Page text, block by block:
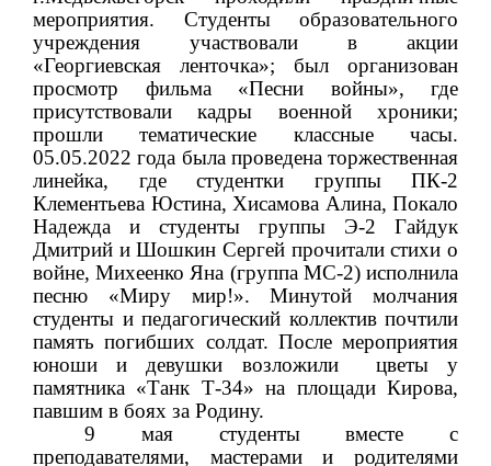
мероприятия. Студенты образовательного
учреждения участвовали в акции
«Георгиевская ленточка»; был организован
просмотр фильма «Песни войны», где
присутствовали кадры военной хроники;
прошли тематические классные часы.
05.05.2022 года была проведена торжественная
линейка, где студентки группы ПК-2
Клементьева Юстина, Хисамова Алина, Покало
Надежда и студенты группы Э-2 Гайдук
Дмитрий и Шошкин Сергей прочитали стихи о
войне, Михеенко Яна (группа МС-2) исполнила
песню «Миру мир!».Минутой молчания
студенты и педагогический коллектив почтили
память погибших солдат. После мероприятия
юноши и девушки возложили
цветы у
памятника «Танк Т-34» на площади Кирова,
павшим в боях за Родину.
9 мая студенты вместе с
преподавателями, мастерами и родителями